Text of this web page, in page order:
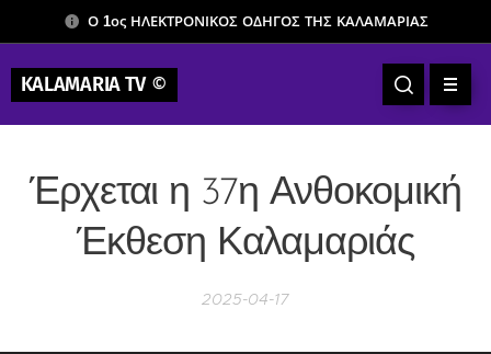
Ο 1ος ΗΛΕΚΤΡΟΝΙΚΟΣ ΟΔΗΓΟΣ ΤΗΣ ΚΑΛΑΜΑΡΙΑΣ
KALAMARIA TV©
Έρχεται η 37η Ανθοκομική
Έκθεση Καλαμαριάς
2025-04-17